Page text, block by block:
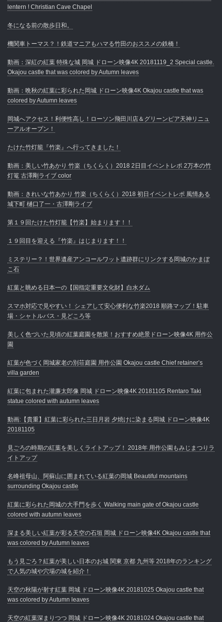
lentern ! Christian Cave Chapel
冬になる前の散歩日和。
機関車トーマス？！鉄道マニアもハマる竹田のおススメの鉄橋！
動画：深紅の紅葉 特殊な城 岡城 ドローン映像4K 20181119_2 Special castle.
Okajou castle that was colored by Autumn leaves
動画：晩秋の紅葉に彩られた岡城 ドローン映像4K Okajou castle that was
colored by Autumn leaves
岡城へアクセス！利便性高し！ローソン飛田川店＆グリーンピア天神リニュ
ーアルオープン！
たけた竹灯籠『竹楽』へ行ってきました！
動画：美しい竹あかり 竹楽（ちくらく）2018 2日目イベントレポ 2万本の竹
灯篭 古澤剛ライブ color
動画：きれいな竹あかり 竹楽（ちくらく）2018 初日イベントレポ 風情ある
城下町 樋口了一・古澤剛ライブ
第１９回たけた竹灯籠【竹楽】始まります！！
１９回目を迎える『竹楽』はじまります！！
ミステリー？！世界遺産アンコールワット遺跡群にリンクする岡城のかまぼ
こ石
紅葉と眺める日本一の【国指定重要文化財】白水ダム
スマホ対応で見やすい！ シェアして安心便利な竹楽2018 順路マップ！駐車
場・シャトルバス・見どころ等
美しく色づいた見頃の紅葉庭園を散策！おすすめ絶景ドローン映像4K 用作公
園
紅葉が色づく岡城家老の別荘庭園 用作公園 Okajou castle Chief retainer’s
villa garden
紅葉に包まれた瀧廉太郎像 岡城 ドローン映像4K 20181105 Rentaro Taki
statue colored with autumn leaves
動画:【貴重】紅葉に彩られた三日月岩 夕焼けに染まる岡城 ドローン映像4K
20181105
見ごろの時期の紅葉を美しくライトアップ！ 2018年 用作公園もみじまつりラ
イトアップ
名峰祖母山、阿蘇山に囲まれている紅葉の岡城 Beautiful mountains
surrounding Okajou castle
紅葉に彩られた岡城の大手門を歩く Walking main gate of Okajou castle
colored with autumn leaves
深まる美しい紅葉が彩る天空の石垣 岡城 ドローン映像4K Okajou castle that
was colored by Autumn leaves
もう見ごろ？紅葉が美しい日本のお城 関東 京都 九州等 2018年のランキング
で人気の城や穴場の城を紹介！
天空の秋陽が射す紅葉 岡城 ドローン映像4K 20181025 Okajou castle that
was colored by Autumn leaves
天空の紅葉深まりつつ 岡城 ドローン映像4K 20181024 Okajou castle that